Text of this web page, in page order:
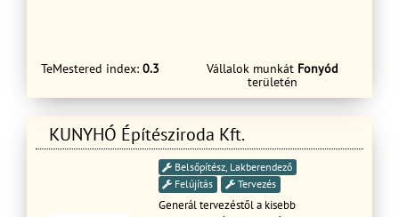
TeMestered index: 0.3 Vállalok munkát Fonyód
területén
KUNYHÓ Építésziroda Kft.
Belsőpítész, Lakberendező
Felújítás
Tervezés
Generál tervezéstől a kisebb